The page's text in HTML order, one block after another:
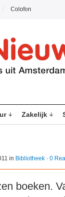
Colofon
Zakelijk
in Bibliotheek · 0
boeken.